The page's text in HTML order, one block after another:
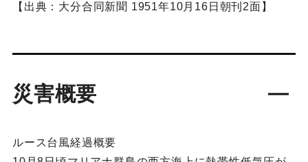
【出典：大分合同新聞 1951年10月16日朝刊2面】
災害概要
ルース台風経過概要